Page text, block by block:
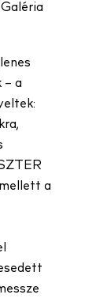
– a
a